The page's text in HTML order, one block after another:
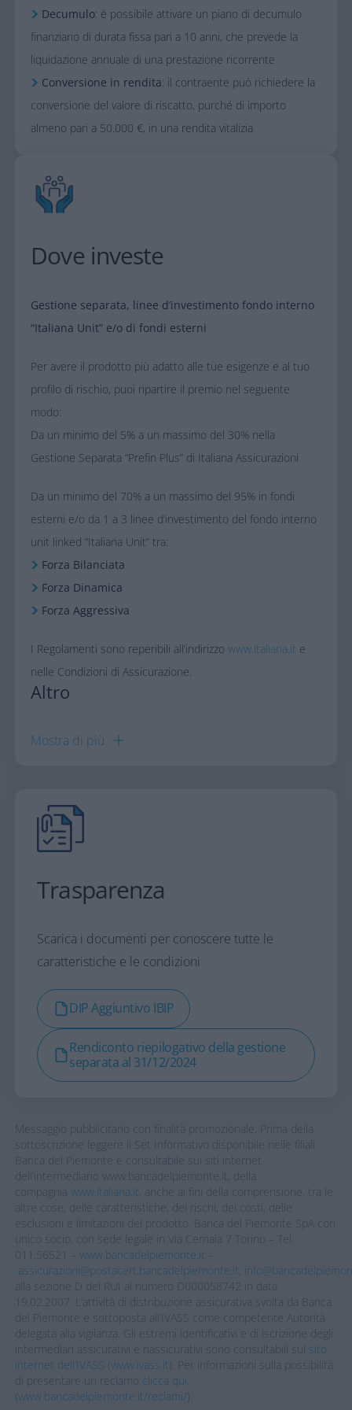
Decumulo: è possibile attivare un piano di decumulo
finanziario di durata fissa pari a 10 anni, che prevede la
liquidazione annuale di una prestazione ricorrente
Conversione in rendita: il contraente può richiedere la
conversione del valore di riscatto, purché di importo
almeno pari a 50.000 €, in una rendita vitalizia​
Dove investe​
Gestione separata, linee d’investimento fondo interno
“Italiana Unit” e/o di fondi esterni​
​Per avere il prodotto più adatto alle tue esigenze e al tuo
profilo di rischio, puoi ripartire il premio nel seguente
modo:​
Da un minimo del 5% a un massimo del 30% nella
Gestione Separata “Prefin Plus” di Italiana Assicurazioni​
Da un minimo del 70% a un massimo del 95% in fondi
esterni e/o da 1 a 3 linee d’investimento del fondo interno
unit linked “Italiana Unit” tra:​
Forza Bilanciata
Forza Dinamica​
Forza Aggressiva​
​I Regolamenti sono reperibili all’indirizzo www.italiana.it e
nelle Condizioni di Assicurazione.
Altro
Mostra di più
Trasparenza
Scarica i documenti per conoscere tutte le
caratteristiche e le condizioni
DIP Aggiuntivo IBIP
Rendiconto riepilogativo della gestione
separata al 31/12/2024
Messaggio pubblicitario con finalità promozionale. Prima della
sottoscrizione leggere il Set Informativo disponibile nelle filiali
Banca del Piemonte e consultabile sui siti internet
dell’intermediario www.bancadelpiemonte.it, della
compagniawww.italiana.it, anche ai fini della comprensione, tra le
altre cose, delle caratteristiche, dei rischi, dei costi, delle
esclusioni e limitazioni del prodotto. Banca del Piemonte SpA con
unico socio, con sede legale in Via Cernaia 7 Torino – Tel.
011.56521 –www.bancadelpiemonte.it
assicurazioni@postacert.bancadelpiemonte.it,
alla sezione D del RUI al numero D000058742 in data
19.02.2007. L’attività di distribuzione assicurativa svolta da Banca
del Piemonte è sottoposta all’IVASS come competente Autorità
delegata alla vigilanza. Gli estremi identificativi e di iscrizione degli
intermediari assicurativi e riassicurativi sono consultabili sul sito
internet dell’IVASS (www.ivass.it ). Per informazioni sulla possibilità
di presentare un reclamo
clicca qui
(www.bancadelpiemonte.it/reclami/